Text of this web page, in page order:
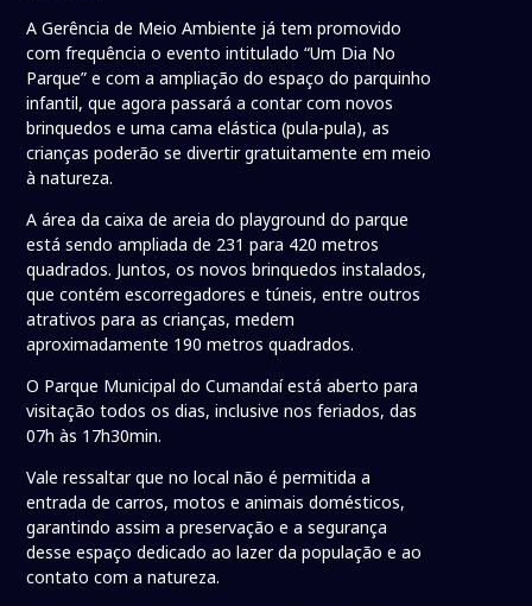
A Gerência de Meio Ambiente já tem promovido
com frequência o evento intitulado “Um Dia No
Parque” e com a ampliação do espaço do parquinho
infantil, que agora passará a contar com novos
brinquedos e uma cama elástica (pula-pula), as
crianças poderão se divertir gratuitamente em meio
à natureza.
A área da caixa de areia do playground do parque
está sendo ampliada de 231 para 420 metros
quadrados. Juntos, os novos brinquedos instalados,
que contém escorregadores e túneis, entre outros
atrativos para as crianças, medem
aproximadamente 190 metros quadrados.
O Parque Municipal do Cumandaí está aberto para
visitação todos os dias, inclusive nos feriados, das
07h às 17h30min.
Vale ressaltar que no local não é permitida a
entrada de carros, motos e animais domésticos,
garantindo assim a preservação e a segurança
desse espaço dedicado ao lazer da população e ao
contato com a natureza.